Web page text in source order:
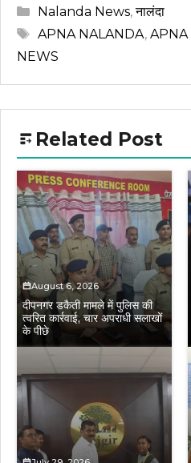
Categories
Nalanda News,नालंदा
Tags
APNA NALANDA, APNA
NEWS
Related Post
August 6, 2026
दीपनगर डकैती मामले में पुलिस की
त्वरित कार्रवाई, चार अपराधी सलाखों
के पीछे